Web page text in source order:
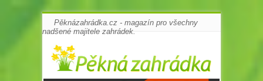
Pěknázahrádka.cz - magazín pro všechny
nadšené majitele zahrádek.